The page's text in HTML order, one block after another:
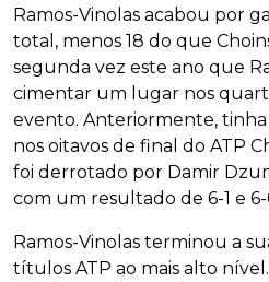
Ramos-Vinolas acabou por
total, menos 18 do que
segunda vez este ano que
cimentar um lugar nos
evento. Anteriormente,
nos oitavos de final do ATP
foi derrotado por Damir
com um resultado de 6-1 e 6-
Ramos-Vinolas terminou a
títulos ATP ao mais alto